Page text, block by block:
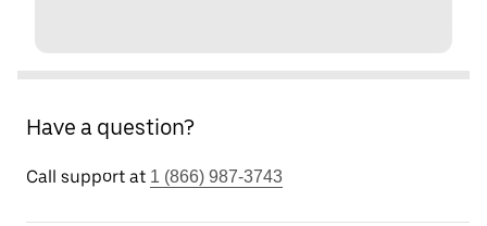
Have a question?
Call support at 1 (866) 987-3743